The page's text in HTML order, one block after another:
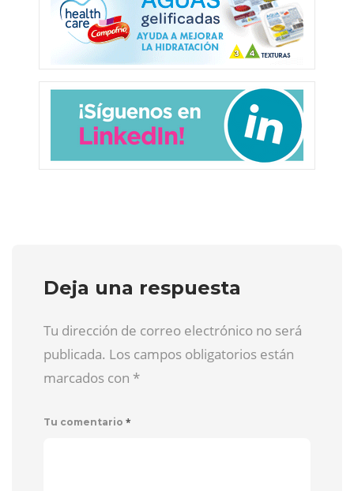
Deja una respuesta
Tu dirección de correo electrónico no será
publicada. Los campos obligatorios están
marcados con *
Tu comentario *